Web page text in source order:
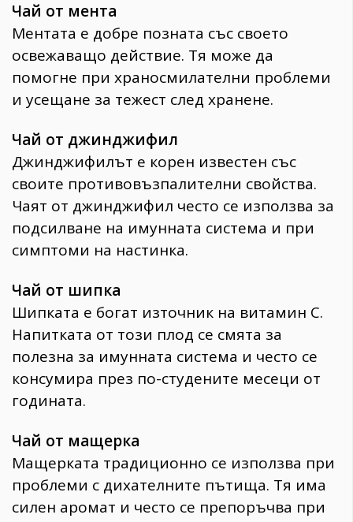
Чай от мента
Ментата е добре позната със своето
освежаващо действие. Тя може да
помогне при храносмилателни проблеми
и усещане за тежест след хранене.
Чай от джинджифил
Джинджифилът е корен известен със
своите противовъзпалителни свойства.
Чаят от джинджифил често се използва за
подсилване на имунната система и при
симптоми на настинка.
Чай от шипка
Шипката е богат източник на витамин С.
Напитката от този плод се смята за
полезна за имунната система и често се
консумира през по-студените месеци от
годината.
Чай от мащерка
Мащерката традиционно се използва при
проблеми с дихателните пътища. Тя има
силен аромат и често се препоръчва при